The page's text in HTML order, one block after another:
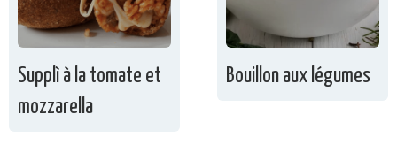
Supplì à la tomate et
mozzarella
Bouillon aux légumes